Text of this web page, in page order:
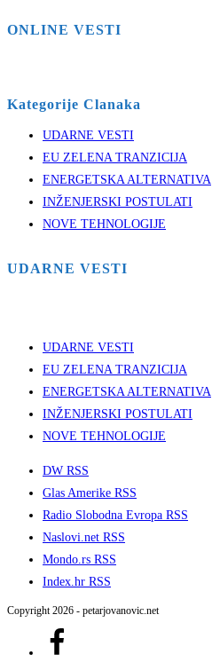
ONLINE VESTI
Kategorije Clanaka
UDARNE VESTI
EU ZELENA TRANZICIJA
ENERGETSKA ALTERNATIVA
INŽENJERSKI POSTULATI
NOVE TEHNOLOGIJE
UDARNE VESTI
UDARNE VESTI
EU ZELENA TRANZICIJA
ENERGETSKA ALTERNATIVA
INŽENJERSKI POSTULATI
NOVE TEHNOLOGIJE
DW RSS
Glas Amerike RSS
Radio Slobodna Evropa RSS
Naslovi.net RSS
Mondo.rs RSS
Index.hr RSS
Copyright 2026 - petarjovanovic.net